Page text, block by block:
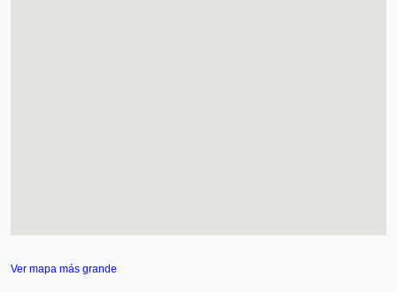
Ver mapa más grande